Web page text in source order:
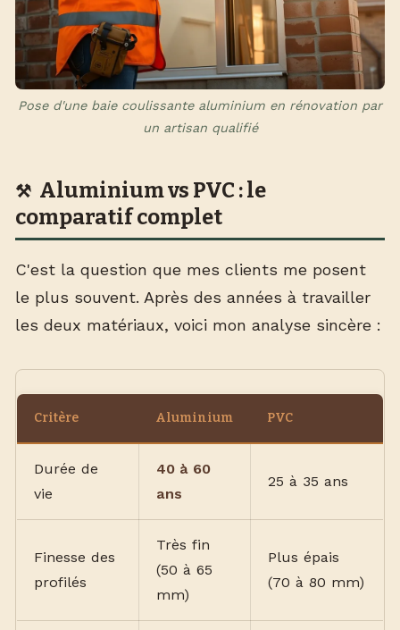
Pose d'une baie coulissante aluminium en rénovation par
un artisan qualifié
Aluminium vs PVC : le
comparatif complet
C'est la question que mes clients me posent
le plus souvent. Après des années à travailler
les deux matériaux, voici mon analyse sincère :
Critère Aluminium PVC
Durée de
vie
40 à 60
ans
25 à 35 ans
Finesse des
profilés
Très fin
(50 à 65
mm)
Plus épais
(70 à 80 mm)